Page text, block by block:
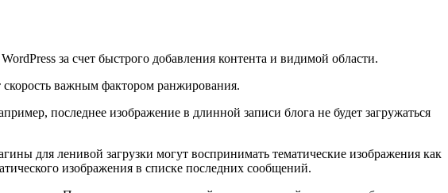
за счет быстрого добавления контента и видимой области.
скорость важным фактором ранжирования.
последнее изображение в длинной записи блога не будет загружаться
для ленивой загрузки могут воспринимать тематические изображения как
изображения в списке последних сообщений.